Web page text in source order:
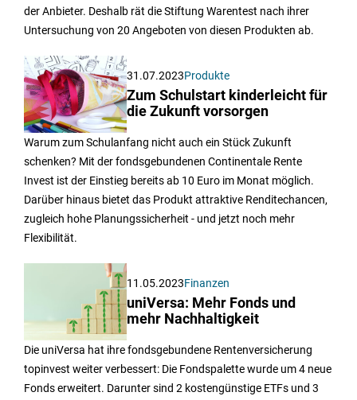
der Anbieter. Deshalb rät die Stiftung Warentest nach ihrer
Untersuchung von 20 Angeboten von diesen Produkten ab.
31.07.2023Produkte
Zum Schulstart kinderleicht für
die Zukunft vorsorgen
Warum zum Schulanfang nicht auch ein Stück Zukunft
schenken? Mit der fondsgebundenen Continentale Rente
Invest ist der Einstieg bereits ab 10 Euro im Monat möglich.
Darüber hinaus bietet das Produkt attraktive Renditechancen,
zugleich hohe Planungssicherheit - und jetzt noch mehr
Flexibilität.
11.05.2023Finanzen
uniVersa: Mehr Fonds und
mehr Nachhaltigkeit
Die uniVersa hat ihre fondsgebundene Rentenversicherung
topinvest weiter verbessert: Die Fondspalette wurde um 4 neue
Fonds erweitert. Darunter sind 2 kostengünstige ETFs und 3